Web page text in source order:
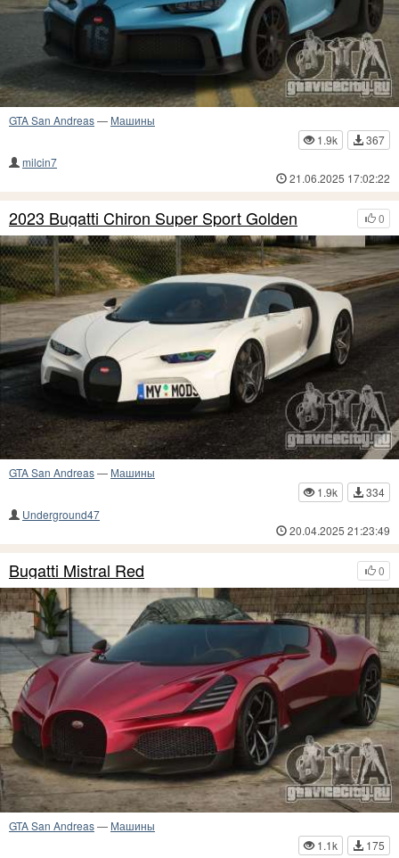
GTA San Andreas— Машины
1.9k
367
milcin7
21.06.2025 17:02:22
0
2023 Bugatti Chiron Super Sport Golden
GTA San Andreas— Машины
1.9k
334
Underground47
20.04.2025 21:23:49
0
Bugatti Mistral Red
GTA San Andreas— Машины
1.1k
175